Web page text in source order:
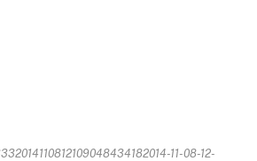
11-08-12-